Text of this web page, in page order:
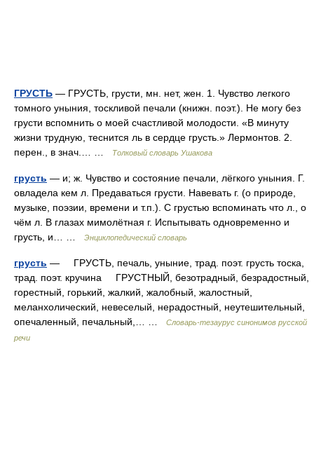
ГРУСТЬ — ГРУСТЬ, грусти, мн. нет, жен. 1. Чувство легкого
томного уныния, тоскливой печали (книжн. поэт.). Не могу без
грусти вспомнить о моей счастливой молодости. «В минуту
жизни трудную, теснится ль в сердце грусть.» Лермонтов. 2.
перен., в знач.… …
Толковый словарь Ушакова
грусть — и; ж. Чувство и состояние печали, лёгкого уныния. Г.
овладела кем л. Предаваться грусти. Навевать г. (о природе,
музыке, поэзии, времени и т.п.). С грустью вспоминать что л., о
чём л. В глазах мимолётная г. Испытывать одновременно и
грусть, и… …
Энциклопедический словарь
грусть — ГРУСТЬ, печаль, уныние, трад. поэт. грусть тоска,
трад. поэт. кручина ГРУСТНЫЙ, безотрадный, безрадостный,
горестный, горький, жалкий, жалобный, жалостный,
меланхолический, невеселый, нерадостный, неутешительный,
опечаленный, печальный,… …
Словарь-тезаурус синонимов русской
речи